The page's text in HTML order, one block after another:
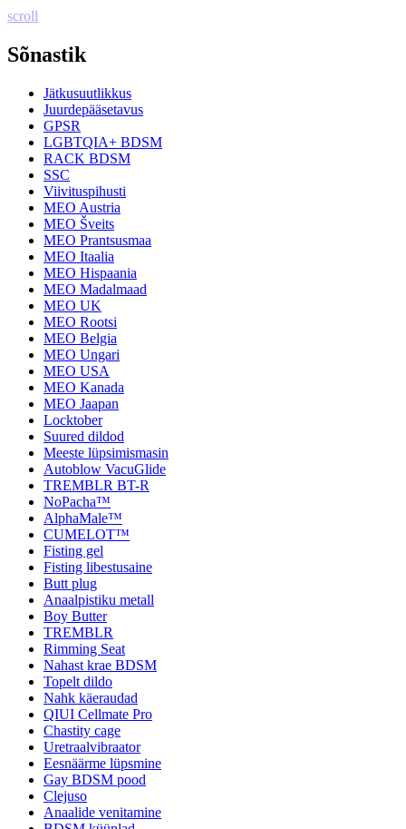
scroll
Sõnastik
Jätkusuutlikkus
Juurdepääsetavus
GPSR
LGBTQIA+ BDSM
RACK BDSM
SSC
Viivituspihusti
MEO Austria
MEO Šveits
MEO Prantsusmaa
MEO Itaalia
MEO Hispaania
MEO Madalmaad
MEO UK
MEO Rootsi
MEO Belgia
MEO Ungari
MEO USA
MEO Kanada
MEO Jaapan
Locktober
Suured dildod
Meeste lüpsimismasin
Autoblow VacuGlide
TREMBLR BT-R
NoPacha™
AlphaMale™
CUMELOT™
Fisting gel
Fisting libestusaine
Butt plug
Anaalpistiku metall
Boy Butter
TREMBLR
Rimming Seat
Nahast krae BDSM
Topelt dildo
Nahk käeraudad
QIUI Cellmate Pro
Chastity cage
Uretraalvibraator
Eesnäärme lüpsmine
Gay BDSM pood
Clejuso
Anaalide venitamine